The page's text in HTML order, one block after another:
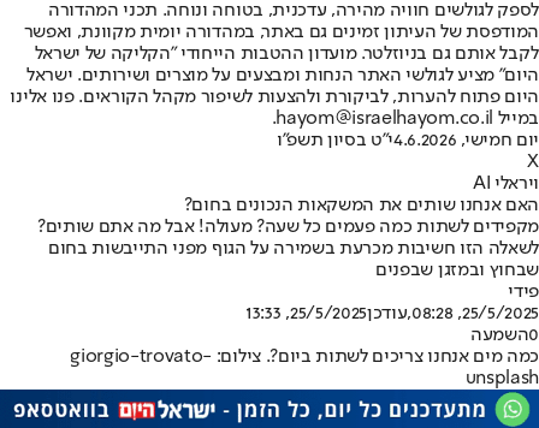
לספק לגולשים חוויה מהירה, עדכנית, בטוחה ונוחה. תכני המהדורה
המודפסת של העיתון זמינים גם באתר, במהדורה יומית מקוונת, ואפשר
לקבל אותם גם בניוזלטר. מועדון ההטבות הייחודי "הקליקה של ישראל
היום" מציע לגולשי האתר הנחות ומבצעים על מוצרים ושירותים. ישראל
היום פתוח להערות, לביקורת ולהצעות לשיפור מקהל הקוראים. פנו אלינו
במייל hayom@israelhayom.co.il.
יום חמישי, 4.6.2026
י"ט בסיון תשפ"ו
X
ויראלי AI
האם אנחנו שותים את המשקאות הנכונים בחום?
מקפידים לשתות כמה פעמים כל שעה? מעולה! אבל מה אתם שותים?
לשאלה הזו חשיבות מכרעת בשמירה על הגוף מפני התייבשות בחום
שבחוץ ובמזגן שבפנים
פידי
25/5/2025, 08:28
,עודכן25/5/2025, 13:33
0השמעה
כמה מים אנחנו צריכים לשתות ביום?. צילום: giorgio-trovato-
unsplash